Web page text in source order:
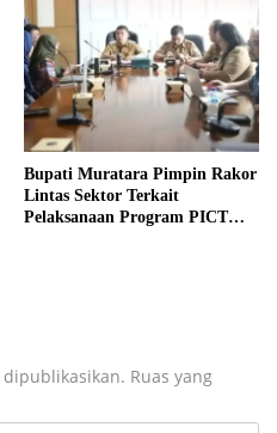
Bupati Muratara Pimpin Rakor
Lintas Sektor Terkait
Pelaksanaan Program PICT
Ruas yang